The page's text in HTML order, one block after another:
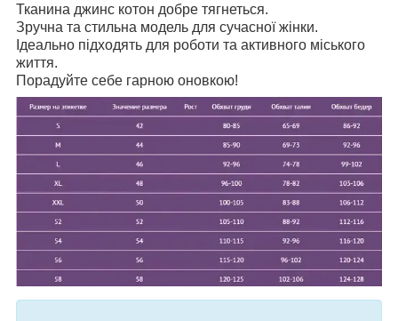
Тканина джинс котон добре тягнеться.
Зручна та стильна модель для сучасної жінки.
Ідеально підходять для роботи та активного міського
життя.
Порадуйте себе гарною оновкою!